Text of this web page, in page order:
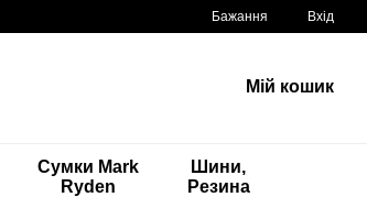
Бажання Вхід
Мій кошик
Сумки Mark
Ryden
Шини,
Резина